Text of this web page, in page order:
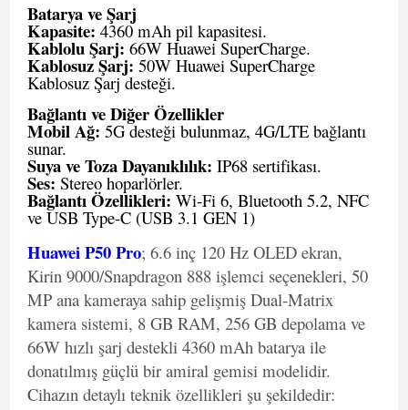
Batarya ve Şarj
Kapasite: 4360 mAh pil kapasitesi.
Kablolu Şarj: 66W Huawei SuperCharge.
Kablosuz Şarj: 50W Huawei SuperCharge
Kablosuz Şarj desteği.
Bağlantı ve Diğer Özellikler
Mobil Ağ: 5G desteği bulunmaz, 4G/LTE bağlantı
sunar.
Suya ve Toza Dayanıklılık: IP68 sertifikası.
Ses: Stereo hoparlörler.
Bağlantı Özellikleri: Wi-Fi 6, Bluetooth 5.2, NFC
ve USB Type-C (USB 3.1 GEN 1)
Huawei P50 Pro; 6.6 inç 120 Hz OLED ekran,
Kirin 9000/Snapdragon 888 işlemci seçenekleri, 50
MP ana kameraya sahip gelişmiş Dual-Matrix
kamera sistemi, 8 GB RAM, 256 GB depolama ve
66W hızlı şarj destekli 4360 mAh batarya ile
donatılmış güçlü bir amiral gemisi modelidir.
Cihazın detaylı teknik özellikleri şu şekildedir: